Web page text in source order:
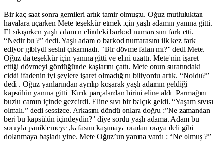
Bir kaç saat sonra gemileri artık tamir olmuştu. Oğuz mutluluktan
havalara uçarken Mete teşekkür etmek için yaşlı adamın yanına gitti.
El sıkışırken yaşlı adamın elindeki barkod numarasını fark etti.
“Nedir bu ?” dedi. Yaşlı adam o barkod numarasını ilk kez fark
ediyor gibiydi sesini çıkarmadı. “Bir dövme falan mı?” dedi Mete.
Oğuz da teşekkür için yanına gitti ve elini uzattı. Mete’nin işaret
ettiği dövmeyi gördüğünde kaşlarını çattı. Mete onun suratındaki
ciddi ifadenin iyi şeylere işaret olmadığını biliyordu artık. “Noldu?”
dedi . Oğuz yanlarından ayrılıp koşarak yaşlı adamın geldiği
kapsülün yanına gitti. Kırık parçalardan birini eline aldı. Parmağını
buzlu camın içinde gezdirdi. Eline sıvı bir balçık geldi. “Yaşam sıvısı
olmalı.” dedi sessizce. Arkasını döndü onlara doğru :”Ne zamandan
beri bu kapsülün içindeydin?” diye sordu yaşlı adama. Adam bu
soruyla paniklemeye ,kafasını kaşımaya oradan oraya deli gibi
dolanmaya başladı yine. Mete Oğuz’un yanına vardı : “Ne olmuş ?”